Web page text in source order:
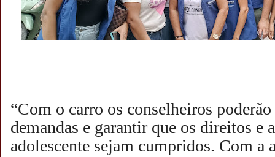
“Com o carro os conselheiros poderão
demandas e garantir que os direitos e
adolescente sejam cumpridos. Com a